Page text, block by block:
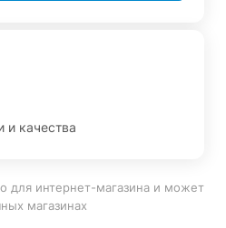
и качества
для интернет-магазина и может
магазинах